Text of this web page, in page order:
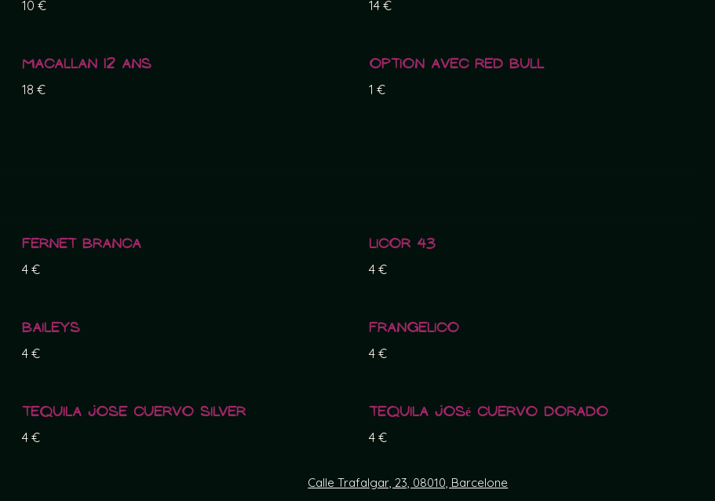
10 € 14 €
Macallan 12 ans
18 €
Option avec Red Bull
1 €
Fernet Branca
4 €
Licor 43
4 €
Baileys
4 €
Frangelico
4 €
Tequila Jose Cuervo Silver
4 €
Tequila José Cuervo Dorado
4 €
Calle Trafalgar, 23, 08010, Barcelone